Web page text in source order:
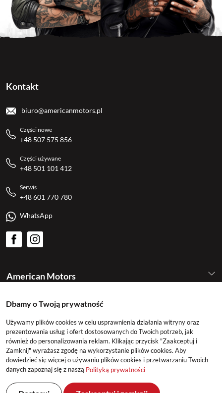
American Motors
Kategorie
Konto
Kontakt
biuro@americanmotors.pl
Części nowe
+48 507 575 856
Części używane
+48 501 101 412
Serwis
+48 601 770 780
WhatsApp
Dbamy o Twoją prywatność
Używamy plików cookies w celu usprawnienia działania witryny oraz
prezentowania usług i ofert dostosowanych do Twoich potrzeb, jak
również do personalizowania reklam. Klikając przycisk "Zaakceptuj i
Zamknij" wyrażasz zgodę na wykorzystanie plików cookies. Aby
dowiedzieć się więcej o używaniu plików cookies i przetwarzaniu Twoich
danych zapoznaj się z naszą Polityką prywatności